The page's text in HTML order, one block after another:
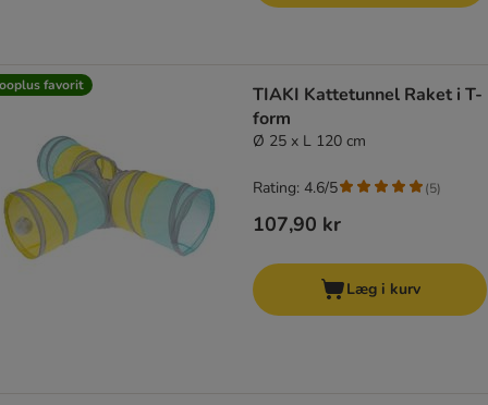
favorit
TIAKI Kattetunnel Raket i T-
form
Ø 25 x L 120 cm
107,90 kr
Rating: 4.6/5 (5)
Læg i kurv